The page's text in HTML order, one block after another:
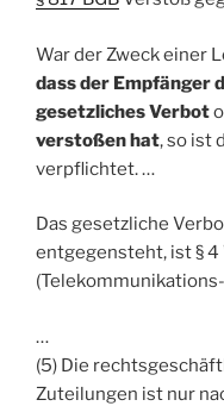
War der Zweck einer
dass der Empfänger
gesetzliches Verbot
verstoßen hat, so ist
verpflichtet. …
Das gesetzliche
entgegensteht, ist § 4
…
(5) Die
Zuteilungen ist nur